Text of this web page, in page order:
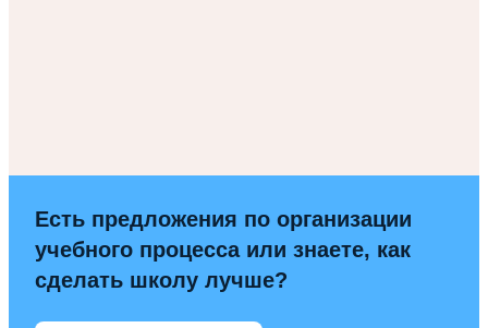
Есть предложения по организации
учебного процесса или знаете, как
сделать школу лучше?